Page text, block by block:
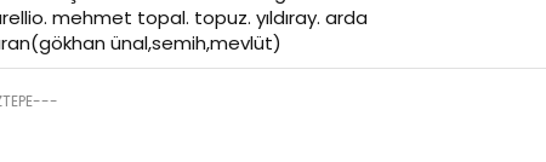
mehmet topal. topuz. yıldıray. arda
ünal,semih,mevlüt)